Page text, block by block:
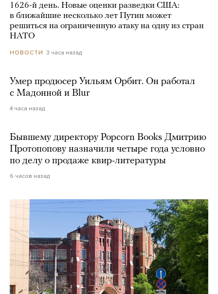
1626-й день. Новые оценки разведки США:
в ближайшие несколько лет Путин может
решиться на ограниченную атаку на одну из стран
НАТО
НОВОСТИ 3 часа назад
Умер продюсер Уильям Орбит. Он работал
с Мадонной и Blur
4 часа назад
Бывшему директору Popcorn Books Дмитрию
Протопопову назначили четыре года условно
по делу о продаже квир-литературы
6 часов назад